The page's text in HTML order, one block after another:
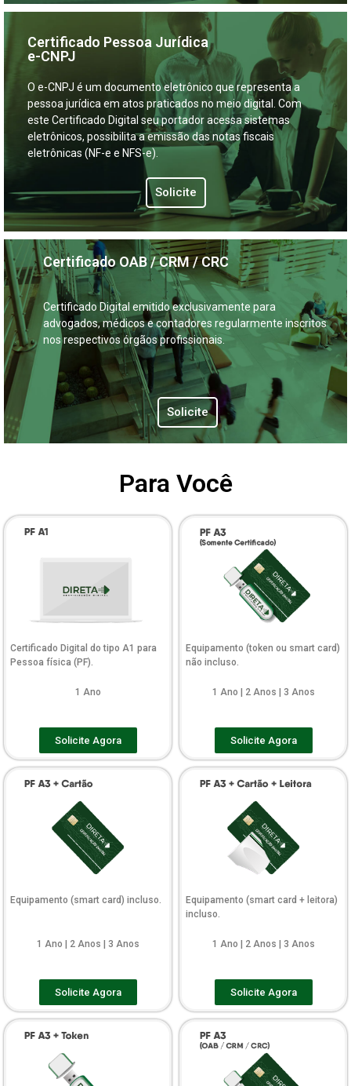
Certificado Pessoa Jurídica
e-CNPJ
O e-CNPJ é um documento eletrônico que representa a
pessoa jurídica em atos praticados no meio digital. Com
este Certificado Digital seu portador acessa sistemas
eletrônicos, possibilita a emissão das notas fiscais
eletrônicas (NF-e e NFS-e).
Solicite
Certificado OAB / CRM / CRC
Certificado Digital emitido exclusivamente para
advogados, médicos e contadores regularmente inscritos
nos respectivos órgãos profissionais.
Solicite
Para Você
Certificado Digital do tipo A1 para
Pessoa física (PF).
1 Ano
Solicite Agora
Equipamento (token ou smart card)
não incluso.
1 Ano | 2 Anos | 3 Anos
Solicite Agora
Equipamento (smart card) incluso.
1 Ano | 2 Anos | 3 Anos
Solicite Agora
Equipamento (smart card + leitora)
incluso.
1 Ano | 2 Anos | 3 Anos
Solicite Agora